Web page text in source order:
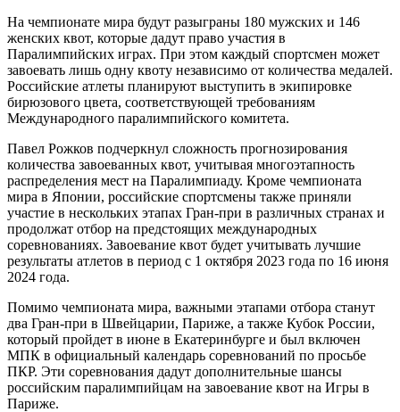
На чемпионате мира будут разыграны 180 мужских и 146
женских квот, которые дадут право участия в
Паралимпийских играх. При этом каждый спортсмен может
завоевать лишь одну квоту независимо от количества медалей.
Российские атлеты планируют выступить в экипировке
бирюзового цвета, соответствующей требованиям
Международного паралимпийского комитета.
Павел Рожков подчеркнул сложность прогнозирования
количества завоеванных квот, учитывая многоэтапность
распределения мест на Паралимпиаду. Кроме чемпионата
мира в Японии, российские спортсмены также приняли
участие в нескольких этапах Гран-при в различных странах и
продолжат отбор на предстоящих международных
соревнованиях. Завоевание квот будет учитывать лучшие
результаты атлетов в период с 1 октября 2023 года по 16 июня
2024 года.
Помимо чемпионата мира, важными этапами отбора станут
два Гран-при в Швейцарии, Париже, а также Кубок России,
который пройдет в июне в Екатеринбурге и был включен
МПК в официальный календарь соревнований по просьбе
ПКР. Эти соревнования дадут дополнительные шансы
российским паралимпийцам на завоевание квот на Игры в
Париже.